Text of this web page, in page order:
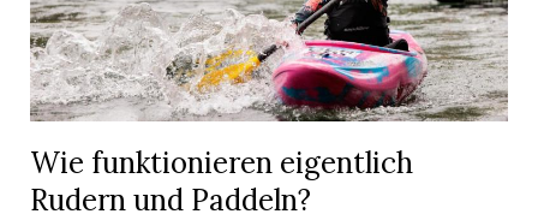
Wie funktionieren eigentlich
Rudern und Paddeln?